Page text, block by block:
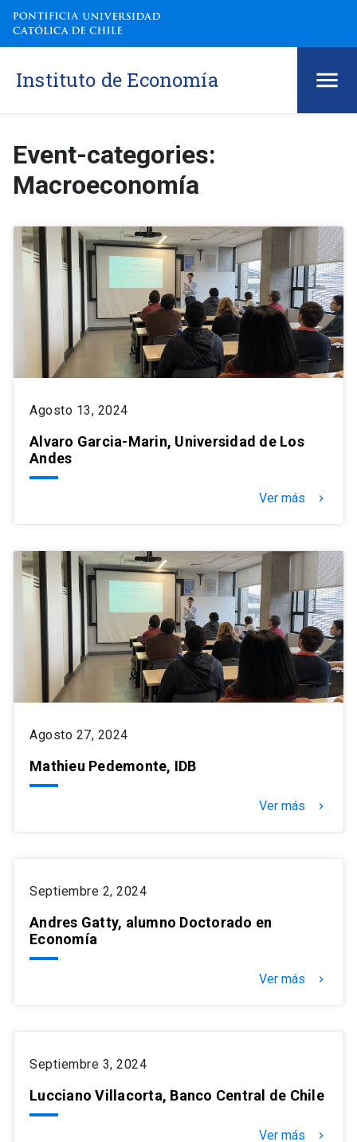
Instituto de Economía
Event-categories:
Macroeconomía
Agosto 13, 2024
Alvaro Garcia-Marin, Universidad de Los
Andes
Ver más keyboard_arrow_right
Agosto 27, 2024
Mathieu Pedemonte, IDB
Ver más keyboard_arrow_right
Septiembre 2, 2024
Andres Gatty, alumno Doctorado en
Economía
Ver más keyboard_arrow_right
Septiembre 3, 2024
Lucciano Villacorta, Banco Central de Chile
Ver más keyboard_arrow_right